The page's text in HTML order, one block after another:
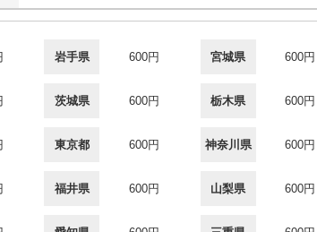
岩手県 600円 宮城県 600円
茨城県 600円 栃木県 600円
東京都 600円 神奈川県 600円
福井県 600円 山梨県 600円